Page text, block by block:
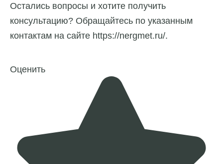
Остались вопросы и хотите получить
консультацию? Обращайтесь по указанным
контактам на сайте https://nergmet.ru/.
Оценить